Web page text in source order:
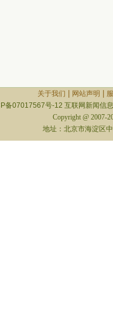
关于我们 网站声明
备07017567号-12 互联网新闻信
Copyright @ 2007-
地址：北京市海淀区